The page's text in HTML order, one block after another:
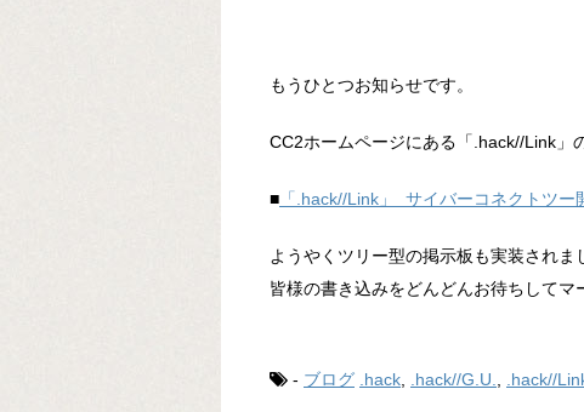
もうひとつお知らせです。
CC2ホームページにある「.hack//Link」
■ 「.hack//Link」 サイバーコネクトツー
ようやくツリー型の掲示板も実装されま
皆様の書き込みをどんどんお待ちしてマ
- ブログ .hack .hack//G.U. .hack//